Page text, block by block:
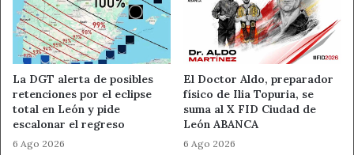
procedentes de distintos países garantizarán que los
productos finales se adapten a contextos rurales diversos.
Adultos Ahora León Diputación
Erasmus Noticias de León
La DGT alerta de posibles
retenciones por el eclipse
total en León y pide
escalonar el regreso
6 Ago 2026
El Doctor Aldo, preparador
físico de Ilia Topuria, se
suma al X FID Ciudad de
León ABANCA
6 Ago 2026